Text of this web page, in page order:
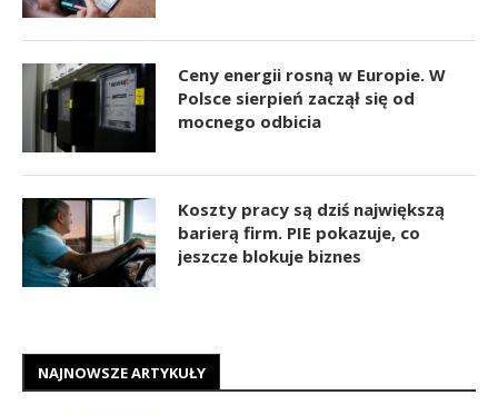
Ceny energii rosną w Europie. W
Polsce sierpień zaczął się od
mocnego odbicia
Koszty pracy są dziś największą
barierą firm. PIE pokazuje, co
jeszcze blokuje biznes
NAJNOWSZE ARTYKUŁY